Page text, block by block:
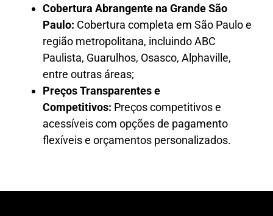
Cobertura Abrangente na Grande São
Paulo: Cobertura completa em São Paulo e
região metropolitana, incluindo ABC
Paulista, Guarulhos, Osasco, Alphaville,
entre outras áreas;
Preços Transparentes e
Competitivos: Preços competitivos e
acessíveis com opções de pagamento
flexíveis e orçamentos personalizados.